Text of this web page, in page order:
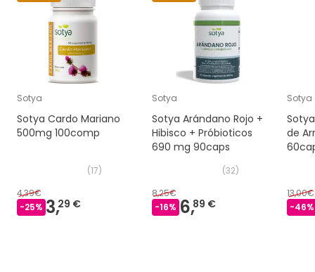
Sotya
Sotya Cardo Mariano
500mg 100comp
(17)
4,39€
-25% 3,29 €
Sotya
Sotya Arándano Rojo +
Hibisco + Próbioticos
690 mg 90caps
(32)
8,25€
-16% 6,89 €
Sotya
de
13,00€
-46%